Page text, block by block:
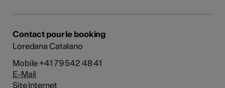
Contact pour le booking
Loredana Catalano
Mobile +41 79 542 48 41
E-Mail
Site Internet